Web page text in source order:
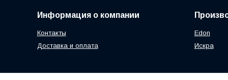
Информация о компании
Контакты
Доставка и оплата
Edon
Искра